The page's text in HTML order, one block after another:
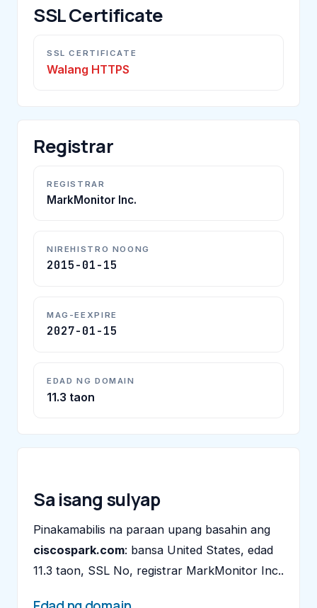
SSL Certificate
SSL CERTIFICATE
Walang HTTPS
Registrar
REGISTRAR
MarkMonitor Inc.
NIREHISTRO NOONG
2015-01-15
MAG-EEXPIRE
2027-01-15
EDAD NG DOMAIN
11.3 taon
Sa isang sulyap
Pinakamabilis na paraan upang basahin ang
ciscospark.com: bansa United States, edad
11.3 taon, SSL No, registrar MarkMonitor Inc..